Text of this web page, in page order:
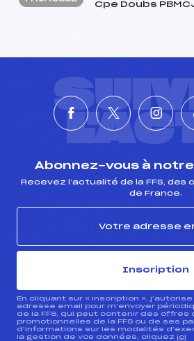
Cpe Doubs
Abonnez-vous à
Recevez l’actualité de la FFS, des
de France.
Inscription
En cliquant sur « inscription », j’autorise
adresse email pour m’envoyer
de la FFS, qui peut contenir des
promotionnelles de la FFS ou de ses
d’informations sur les modalités
la gestion de vos données, cliquez ici